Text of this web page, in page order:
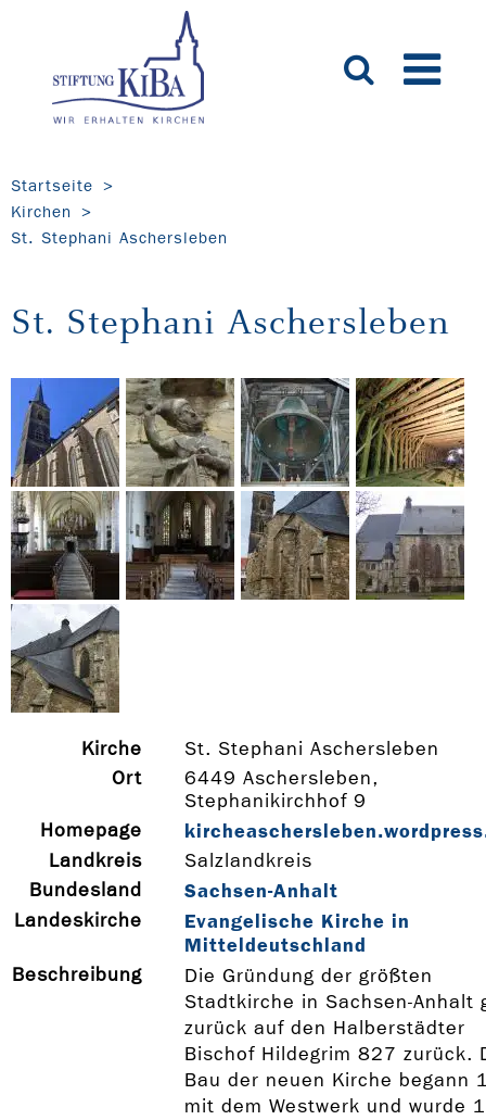
Startseite
Kirchen
St. Stephani Aschersleben
St. Stephani Aschersleben
Kirche
St. Stephani Aschersleben
Ort
6449 Aschersleben,
Stephanikirchhof 9
Homepage
Landkreis
Salzlandkreis
Bundesland
Sachsen-Anhalt
Landeskirche
Evangelische Kirche in
Mitteldeutschland
Beschreibung
Die Gründung der größten
Stadtkirche in Sachsen-Anhalt
zurück auf den Halberstädter
Bischof Hildegrim 827 zurück.
Bau der neuen Kirche begann
mit dem Westwerk und wurde